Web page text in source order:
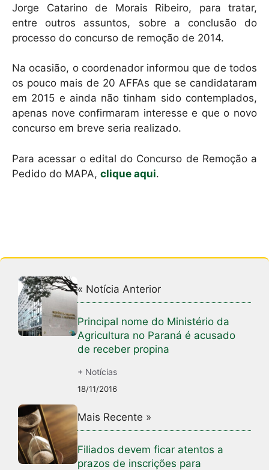
Jorge Catarino de Morais Ribeiro, para tratar,
entre outros assuntos, sobre a conclusão do
processo do concurso de remoção de 2014.
Na ocasião, o coordenador informou que de todos
os pouco mais de 20 AFFAs que se candidataram
em 2015 e ainda não tinham sido contemplados,
apenas nove confirmaram interesse e que o novo
concurso em breve seria realizado.
Para acessar o edital do Concurso de Remoção a
Pedido do MAPA, clique aqui.⁠⁠⁠⁠
« Notícia Anterior
Principal nome do Ministério da
Agricultura no Paraná é acusado
de receber propina
+ Notícias
18/11/2016
Mais Recente »
Filiados devem ficar atentos a
prazos de inscrições para